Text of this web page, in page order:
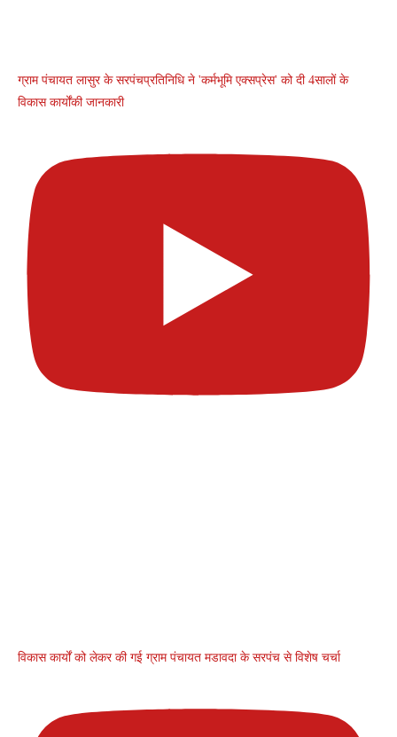
ग्राम पंचायत लासुर के सरपंचप्रतिनिधि ने 'कर्मभूमि एक्सप्रेस' को दी 4सालों के
विकास कार्योंकी जानकारी
विकास कार्यों को लेकर की गई ग्राम पंचायत मडावदा के सरपंच से विशेष चर्चा